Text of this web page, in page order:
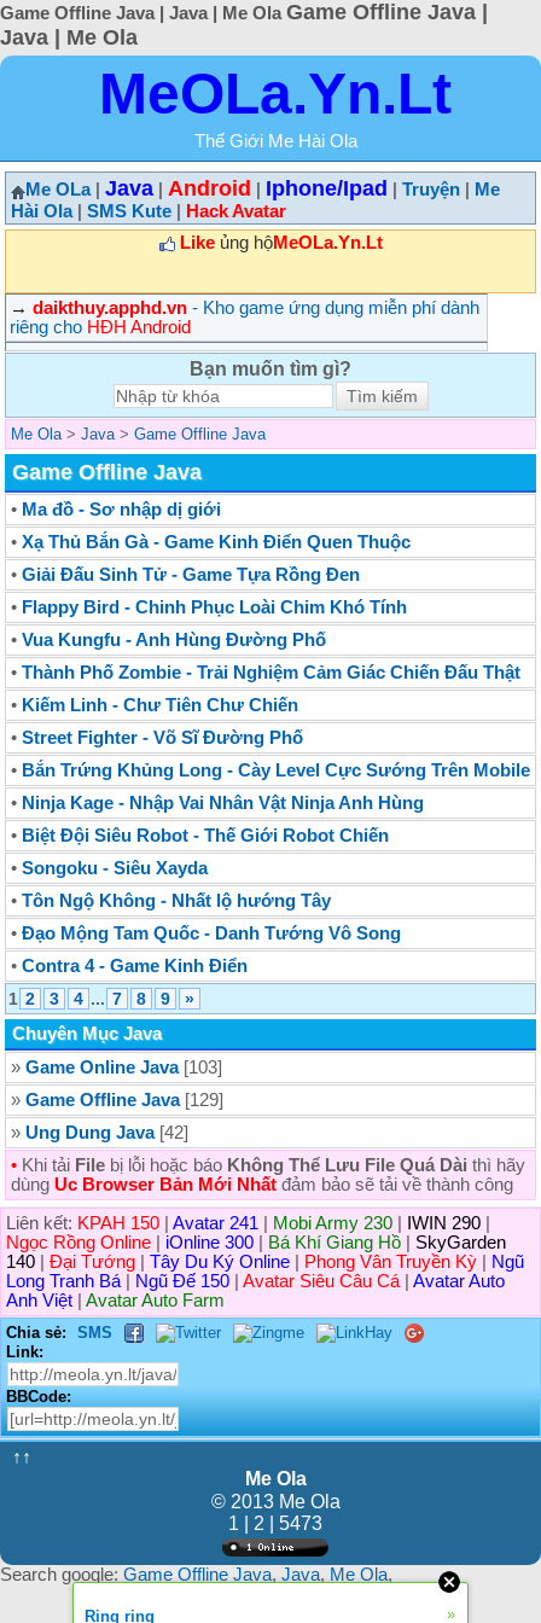
Game Offline Java | Java | Me Ola Game Offline Java |
Java | Me Ola
MeOLa.Yn.Lt
Thế Giới Me Hài Ola
Me OLa| Java Android Iphone/Ipad Truyện
Me
Hài Ola| SMS Kute
Hack Avatar
Likeủng hộMeOLa.Yn.Lt
→ daikthuy.apphd.vn - Kho game ứng dụng miễn phí dành
riêng cho HĐH Android
Bạn muốn tìm gì?
Me Ola > Java > Game Offline Java
Game Offline Java
• Ma đồ - Sơ nhập dị giới
• Xạ Thủ Bắn Gà - Game Kinh Điển Quen Thuộc
• Giải Đấu Sinh Tử - Game Tựa Rồng Đen
• Flappy Bird - Chinh Phục Loài Chim Khó Tính
• Vua Kungfu - Anh Hùng Đường Phố
• Thành Phố Zombie - Trải Nghiệm Cảm Giác Chiến Đấu Thật
• Kiếm Linh - Chư Tiên Chư Chiến
• Street Fighter - Võ Sĩ Đường Phố
• Bắn Trứng Khủng Long - Cày Level Cực Sướng Trên Mobile
• Ninja Kage - Nhập Vai Nhân Vật Ninja Anh Hùng
• Biệt Đội Siêu Robot - Thế Giới Robot Chiến
• Songoku - Siêu Xayda
• Tôn Ngộ Không - Nhất lộ hướng Tây
• Đạo Mộng Tam Quốc - Danh Tướng Vô Song
• Contra 4 - Game Kinh Điển
1 2 3 4 ... 7 8 9
»
Chuyên Mục Java
» Game Online Java[103]
» Game Offline Java[129]
» Ung Dung Java[42]
• Khi tải File bị lỗi hoặc báo Không Thể Lưu File Quá Dài thì hãy
dùng Uc Browser Bản Mới Nhất đảm bảo sẽ tải về thành công
Liên kết: KPAH 150 Avatar 241 Mobi Army 230 IWIN 290
Ngọc Rồng Online
iOnline 300 Bá Khí Giang Hồ
SkyGarden
140
Đại Tướng Tây Du Ký Online Phong Vân Truyền Kỳ
Ngũ
Long Tranh Bá
Ngũ Đế 150 Avatar Siêu Câu Cá
Avatar Auto
Anh Việt
Avatar Auto Farm
Chia sẻ:
SMS
Link:
BBCode:
↑↑
Me Ola
© 2013 Me Ola
1 | 2 | 5473
Search google: Game Offline Java, Java, Me Ola,
Ring ring »